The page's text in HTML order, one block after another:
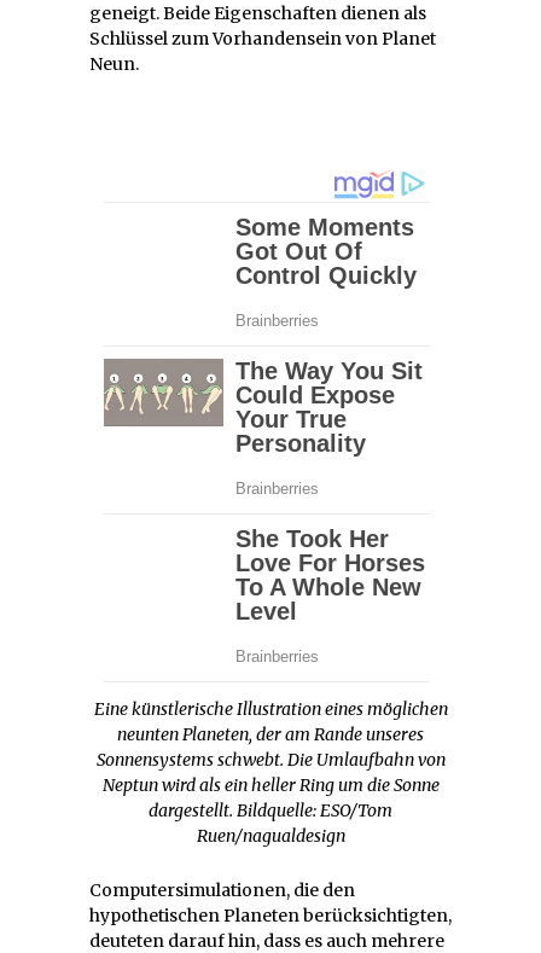
geneigt. Beide Eigenschaften dienen als
Schlüssel zum Vorhandensein von Planet
Neun.
Eine künstlerische Illustration eines möglichen
neunten Planeten, der am Rande unseres
Sonnensystems schwebt. Die Umlaufbahn von
Neptun wird als ein heller Ring um die Sonne
dargestellt. Bildquelle: ESO/Tom
Ruen/nagualdesign
Computersimulationen, die den
hypothetischen Planeten berücksichtigten,
deuteten darauf hin, dass es auch mehrere